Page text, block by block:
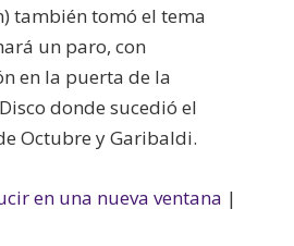
también tomó el tema
un paro, con
en la puerta de la
donde sucedió el
Octubre y Garibaldi.
en una nueva ventana |